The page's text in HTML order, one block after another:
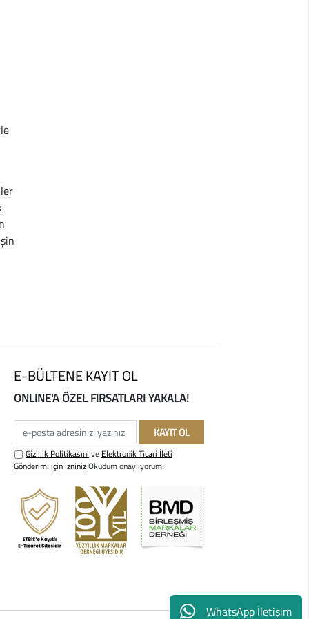
WhatsApp İletişim
E-BÜLTENE KAYIT OL
ONLINE'A ÖZEL FIRSATLARI YAKALA!
e-posta adresinizi yazınız
KAYIT OL
Gizlilik Politikasını ve Elektronik Ticari İleti
Gönderimi için İzninizOkudum onaylıyorum.